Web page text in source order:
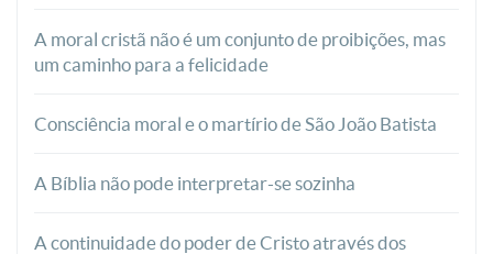
A moral cristã não é um conjunto de proibições, mas
um caminho para a felicidade
Consciência moral e o martírio de São João Batista
A Bíblia não pode interpretar-se sozinha
A continuidade do poder de Cristo através dos